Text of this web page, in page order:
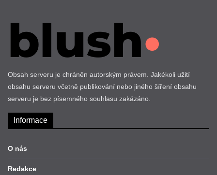
Obsah serveru je chráněn autorským právem. Jakékoli užití
obsahu serveru včetně publikování nebo jiného šíření obsahu
serveru je bez písemného souhlasu zakázáno.
Informace
O nás
Redakce